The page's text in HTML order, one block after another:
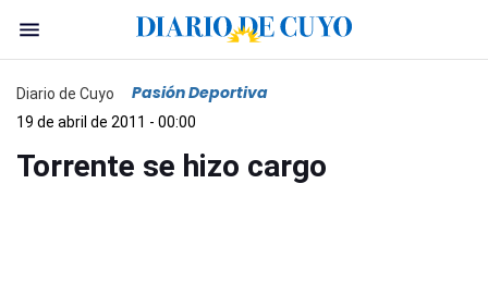
Diario de Cuyo Pasión Deportiva
19 de abril de 2011 - 00:00
Torrente se hizo cargo